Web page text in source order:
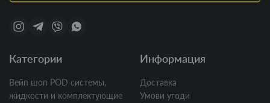
Категории
Вейп шоп POD системы,
жидкости и комплектующие
Информация
Доставка
Умови угоди